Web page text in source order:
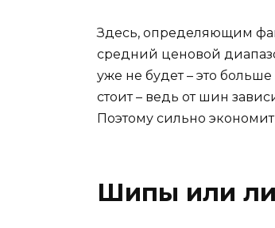
Здесь, определяющим
средний ценовой
уже не будет – это
стоит – ведь от шин
Поэтому сильно
Шипы или